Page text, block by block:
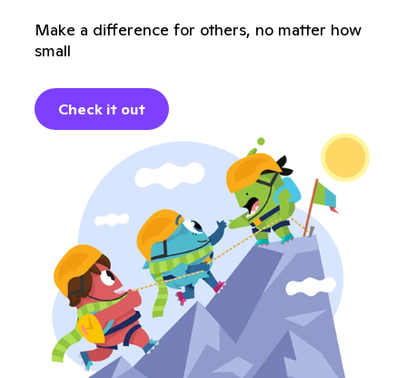
Make a difference for others, no matter how
small
Check it out